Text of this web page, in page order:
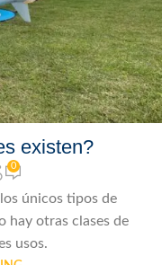
existen?
0
únicos tipos de
hay otras clases de
usos.